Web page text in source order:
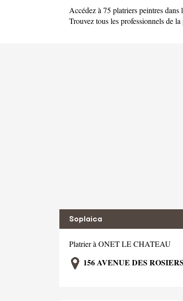
Accédez à 75 platriers peintres dans
Trouvez tous les professionnels de
Soplaica
Platrier à ONET LE CHATEAU
156 AVENUE DES